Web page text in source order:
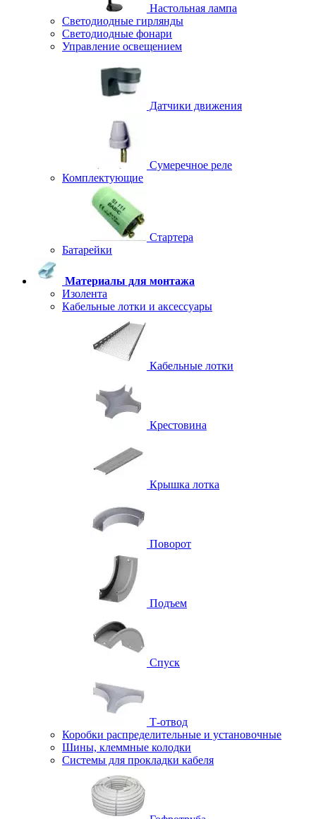
Настольная лампа
Светодиодные гирлянды
Светодиодные фонари
Управление освещением
Датчики движения
Сумеречное реле
Комплектующие
Стартера
Батарейки
Материалы для монтажа
Изолента
Кабельные лотки и аксессуары
Кабельные лотки
Крестовина
Крышка лотка
Поворот
Подъем
Спуск
Т-отвод
Коробки распределительные и установочные
Шины, клеммные колодки
Системы для прокладки кабеля